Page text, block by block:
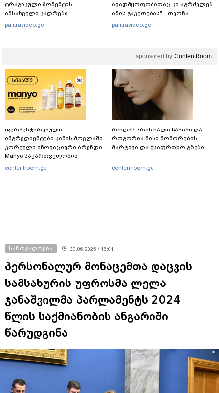
ტრაგიკული მომენტის
ამსახველი კადრები
ტაილანდიდან მედიაში
palitravideo.ge
ავადმყოფობითაც კი აგრძელებ
ამის გაკეთებას" - თეონა
კონტრიძე მეუღლეს ემოციურ
palitravideo.ge
sponsored by ContentRoom
ფერმენტირებული
ინგრედიენტები კანის მოვლაში -
კორეული ინოვაციური ბრენდი
Manyo საქართველოშია
contentroom.ge
როდის არის ხალი საშიში და
როგორია მისი მოშორების
მარტივი და უსაფრთხო გზები
contentroom.ge
საზოგადოება 30.06.2025 / 16:01
პერსონალურ მონაცემთა დაცვის
სამსახურის უფროსმა ლელა
ჯანაშვილმა პარლამენტს 2024
წლის საქმიანობის ანგარიში
წარუდგინა